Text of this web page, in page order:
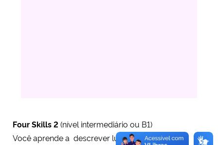
Four Skills2 (nível intermediário ou B1)
Você aprende a descrever lugares e artefatos